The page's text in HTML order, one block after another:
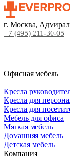
г. Москва,
+7 (495) 211-30-05
Офисная мебель
Кресла
Кресла для
Кресла для
Мебель для офиса
Мягкая мебель
Домашняя мебель
Детская мебель
Компания